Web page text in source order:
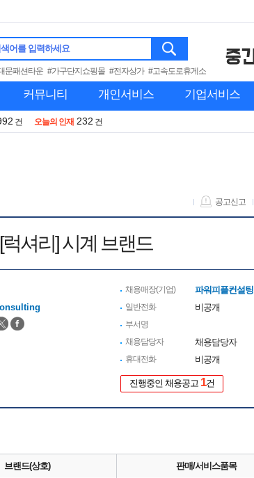
어를 입력하세요
문패션타운 #가구단지쇼핑몰 #전자상가 #고속도로휴게소
커뮤니티 개인서비스 기업서비스
건 오늘의 인재 232 건
공고신고
[럭셔리] 시계 브랜드
채용매장(기업) 파워피플컨설팅
일반전화 비공개
부서명
채용담당자
채용담당자
휴대전화 비공개
진행중인 채용공고 1건
브랜드(상호) 판매/서비스품목